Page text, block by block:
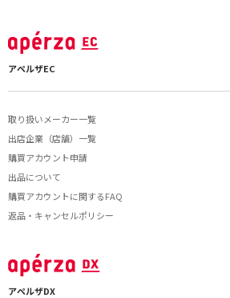
アペルザEC
取り扱いメーカー一覧
出店企業（店舗）一覧
購買アカウント申請
出品について
購買アカウントに関するFAQ
返品・キャンセルポリシー
アペルザDX